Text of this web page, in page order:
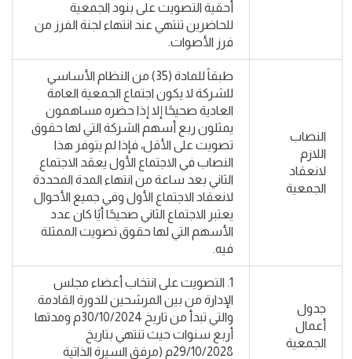
أحقية التصويت على بنود الجمعية
للحاضرين تنتهي عند انتهاء لجنة الفرز من
فرز الأصوات.
النصاب
اللازم
لانعقاد
الجمعية
طبقاً للمادة (35) من النظام الأساسي
للشركة لا يكون اجتماع الجمعية العامة
العادية صحيحًا إلا إذا حضره مساهمون
يمثلون ربع أسهم الشركة التي لها حقوق
تصويت على الأقل، فإذا لم يتوفر هذا
النصاب في الاجتماع الأول يعقد الاجتماع
الثاني بعد ساعة من انتهاء المدة المحددة
لانعقاد الاجتماع الأول وفي جميع الأحوال
يعتبر الاجتماع الثاني صحيحًا أيًا كان عدد
الأسهم التي لها حقوق تصويت الممثلة
فيه.
جدول
أعمال
الجمعية
1. التصويت على انتخاب أعضاء مجلس
الإدارة من بين المرشحين للدورة القادمة
والتي تبدأ من تاريخ 30/10/2024م ومدتها
أربع سنوات حيث تنتهي بتاريخ
29/10/2028م (مرفق السيرة الذاتية